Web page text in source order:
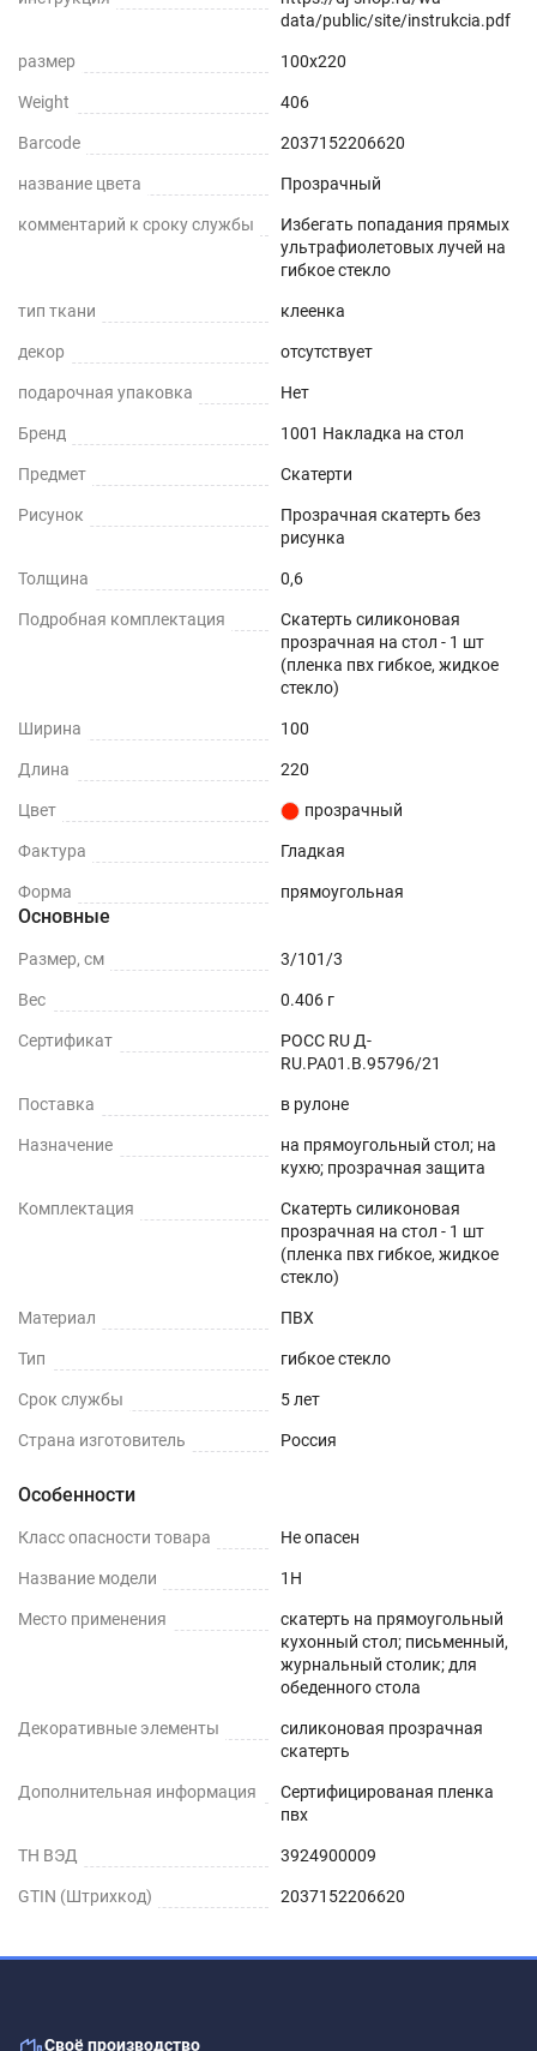
Приглушает звон столовых приборов.
Долговечно
До 5 лет использования
Гипоаллергенно
Не желтеет со временем
Не нужно клеить
Прочность и износостойкость
Защита поверхностей от механических
повреждений – сколы, вмятины, царапины.
Влагостойкость
Защита поверхности вашего стола от воды и
пролитых жидкостей.
ПОДХОДИТ ДЛЯ ЛЮБОГО ИНТЕРЬЕРА
поверхности - дерево, стекло, пластик, мрамор,
гранит, металл и текстиль.
СТОЛЕШНИЦЫ
ПОДГОТОВКА К ИСПОЛЬЗОВАНИЮ
на текстурированном столе или скатерти
Шаг 1
Сразу после распаковки пленки может
присутствовать слабый быстро выветриваемый
её поверхность влажной салфеткой с мыльным
Шаг 2
максимум через 1-2 дня.
Шаг 3
Уложите пленку заворачивающимися краями
data/public/site/instrukcia.pdf
размер 100x220
Weight 406
Barcode 2037152206620
название цвета Прозрачный
комментарий к сроку службы
Избегать попадания прямых
ультрафиолетовых лучей на
гибкое стекло
тип ткани клеенка
декор отсутствует
подарочная упаковка Нет
Бренд 1001 Накладка на стол
Предмет Скатерти
Рисунок
Прозрачная скатерть без
рисунка
Толщина 0,6
Подробная комплектация
Скатерть силиконовая
прозрачная на стол - 1 шт
(пленка пвх гибкое, жидкое
стекло)
Ширина 100
Длина 220
Цвет прозрачный
Фактура Гладкая
Форма прямоугольная
Основные
Размер, см 3/101/3
Вес 0.406 г
Сертификат
РОСС RU Д-
RU.РА01.В.95796/21
Поставка в рулоне
Назначение
на прямоугольный стол; на
кухю; прозрачная защита
Комплектация
Скатерть силиконовая
прозрачная на стол - 1 шт
(пленка пвх гибкое, жидкое
стекло)
Материал ПВХ
Тип гибкое стекло
Срок службы 5 лет
Страна изготовитель Россия
Особенности
Класс опасности товара Не опасен
Название модели 1H
Место применения
скатерть на прямоугольный
кухонный стол; письменный,
журнальный столик; для
обеденного стола
Декоративные элементы
силиконовая прозрачная
скатерть
Дополнительная информация
Сертифицированая пленка
пвх
ТН ВЭД 3924900009
GTIN (Штрихкод) 2037152206620
Своё производство